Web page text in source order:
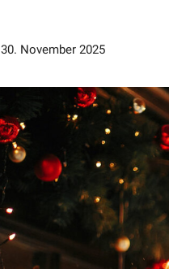
30. November 2025